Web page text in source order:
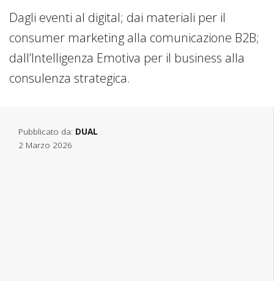
Dagli eventi al digital; dai materiali per il
consumer marketing alla comunicazione B2B;
dall’Intelligenza Emotiva per il business alla
consulenza strategica.
Pubblicato da: DUAL
2 Marzo 2026